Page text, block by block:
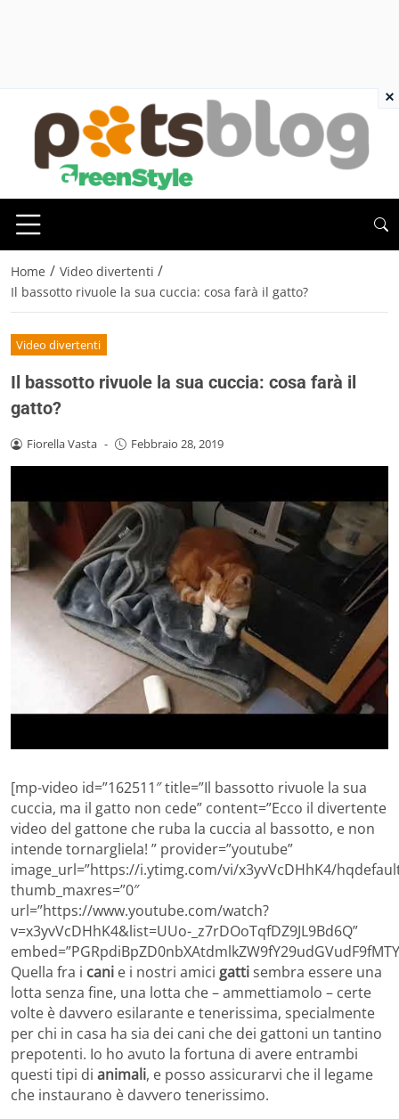
Home / Video divertenti /
Il bassotto rivuole la sua cuccia: cosa farà il gatto?
Video divertenti
Il bassotto rivuole la sua cuccia: cosa farà il
gatto?
Fiorella Vasta - Febbraio 28, 2019
[mp-video id=”162511″ title=”Il bassotto rivuole la sua
cuccia, ma il gatto non cede” content=”Ecco il divertente
video del gattone che ruba la cuccia al bassotto, e non
intende tornargliela! ” provider=”youtube”
image_url=”https://i.ytimg.com/vi/x3yvVcDHhK4/
thumb_maxres=”0″
url=”https://www.youtube.com/watch?
v=x3yvVcDHhK4&list=UUo-_z7rDOoTqfDZ9JL9Bd6Q”
Quella fra i cani e i nostri amici gattisembra essere una
lotta senza fine, una lotta che – ammettiamolo – certe
volte è davvero esilarante e tenerissima, specialmente
per chi in casa ha sia dei cani che dei gattoni un tantino
prepotenti. Io ho avuto la fortuna di avere entrambi
questi tipi di animali, e posso assicurarvi che il legame
che instaurano è davvero tenerissimo.
×